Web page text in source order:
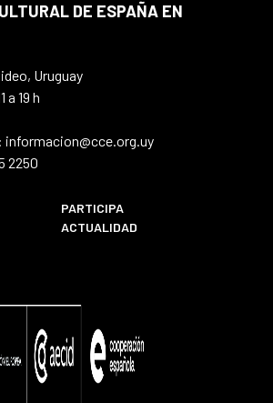
DE ESPAÑA EN
Uruguay
a 19 h
2250
PARTICIPA
ACTUALIDAD